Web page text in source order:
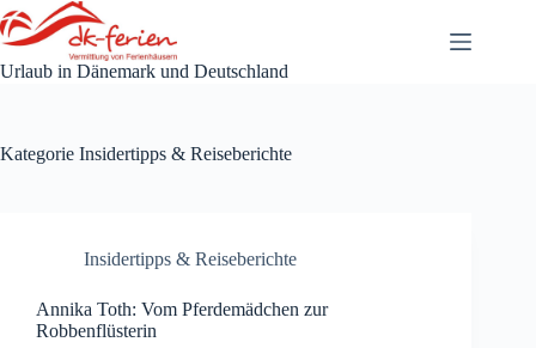
Zum
Inhalt
springen
Urlaub in Dänemark und Deutschland
Kategorie Insidertipps & Reiseberichte
Insidertipps & Reiseberichte
Annika Toth: Vom Pferdemädchen zur
Robbenflüsterin